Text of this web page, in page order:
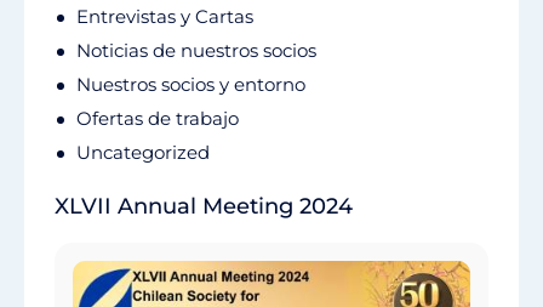
Entrevistas y Cartas
Noticias de nuestros socios
Nuestros socios y entorno
Ofertas de trabajo
Uncategorized
XLVII Annual Meeting 2024